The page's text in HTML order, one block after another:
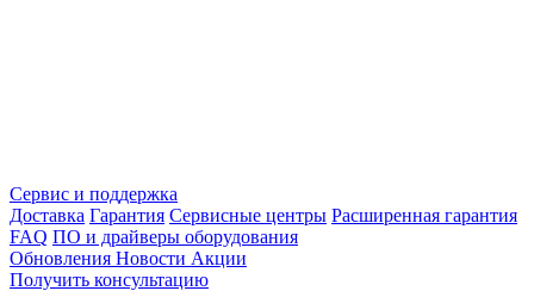
Сервис и поддержка
Доставка Гарантия Сервисные центры Расширенная гарантия
FAQ ПО и драйверы оборудования
Обновления Новости Акции
Получить консультацию